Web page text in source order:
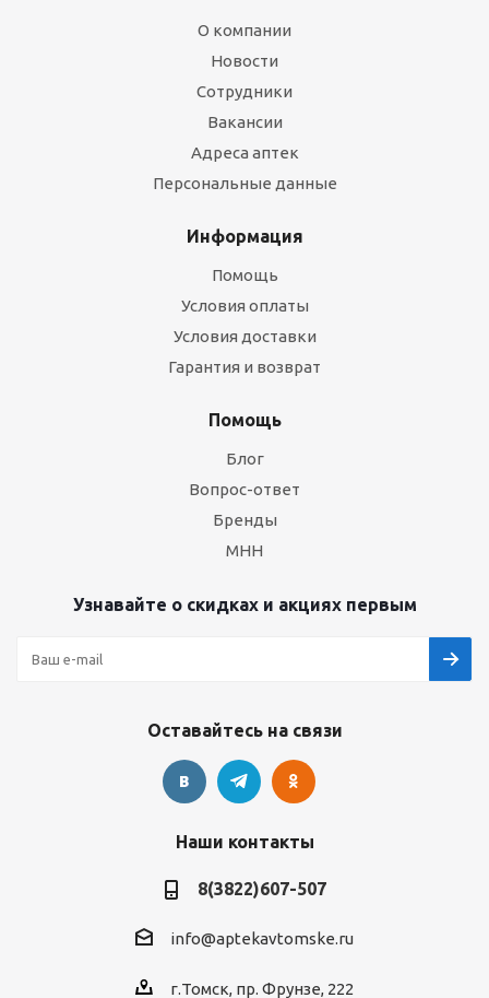
О компании
Новости
Сотрудники
Вакансии
Адреса аптек
Персональные данные
Информация
Помощь
Условия оплаты
Условия доставки
Гарантия и возврат
Помощь
Блог
Вопрос-ответ
Бренды
МНН
Узнавайте о скидках и акциях первым
Оставайтесь на связи
Наши контакты
8(3822)607-507
info@aptekavtomske.ru
г.Томск, пр. Фрунзе, 222